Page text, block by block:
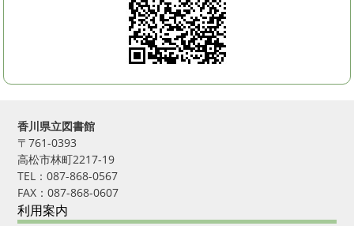
香川県立図書館
〒761-0393
高松市林町2217-19
TEL：087-868-0567
FAX：087-868-0607
利用案内